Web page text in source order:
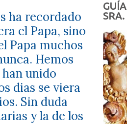
ha recordado
el Papa, sino
Papa muchos
Hemos
unido
dias se viera
Sin duda
y la de los